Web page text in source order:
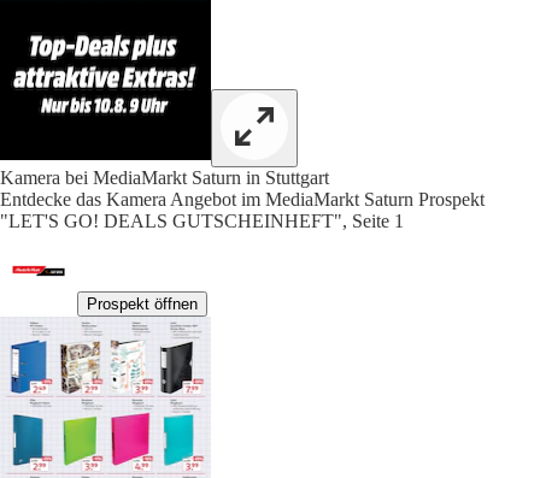
Kamera bei MediaMarkt Saturn in Stuttgart
Entdecke das Kamera Angebot im MediaMarkt Saturn Prospekt
"LET'S GO! DEALS GUTSCHEINHEFT", Seite 1
Prospekt öffnen